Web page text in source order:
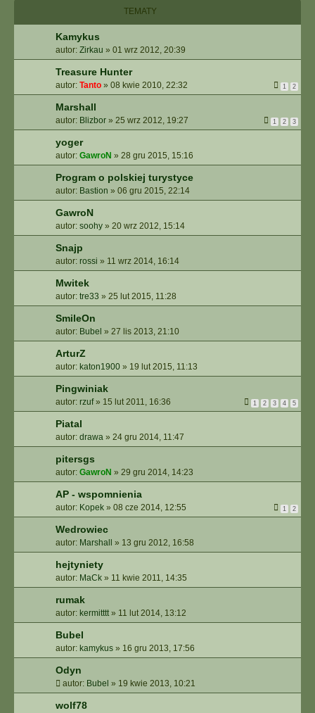
A
A
W
N
O
W
N
TEMATY
Kamykus
autor: Zirkau » 01 wrz 2012, 20:39
Treasure Hunter
autor: Tanto » 08 kwie 2010, 22:32 1 2
Marshall
autor: Blizbor » 25 wrz 2012, 19:27 1 2 3
yoger
autor: GawroN » 28 gru 2015, 15:16
Program o polskiej turystyce
autor: Bastion » 06 gru 2015, 22:14
GawroN
autor: soohy » 20 wrz 2012, 15:14
Snajp
autor: rossi » 11 wrz 2014, 16:14
Mwitek
autor: tre33 » 25 lut 2015, 11:28
SmileOn
autor: Bubel » 27 lis 2013, 21:10
ArturZ
autor: katon1900 » 19 lut 2015, 11:13
Pingwiniak
autor: rzuf» 15 lut 2011, 16:36 1 2 3 4 5
Piatal
autor: drawa » 24 gru 2014, 11:47
pitersgs
autor: GawroN » 29 gru 2014, 14:23
AP - wspomnienia
autor: Kopek » 08 cze 2014, 12:55 1 2
Wedrowiec
autor: Marshall » 13 gru 2012, 16:58
hejtyniety
autor: MaCk » 11 kwie 2011, 14:35
rumak
autor: kermitttt» 11 lut 2014, 13:12
Bubel
autor: kamykus » 16 gru 2013, 17:56
Odyn
autor: Bubel » 19 kwie 2013, 10:21
wolf78